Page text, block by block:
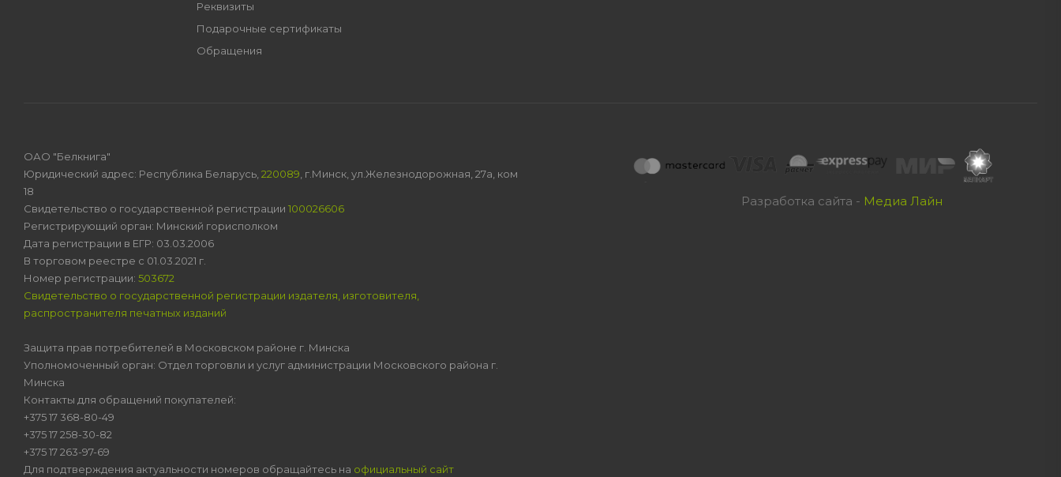
Реквизиты
Подарочные сертификаты
Обращения
Разработка сайта - Медиа Лайн
ОАО "Белкнига"
Юридический адрес: Республика Беларусь, 220089 , г.Минск, ул.Железнодорожная, 27а, ком
18
Свидетельство о государственной регистрации 100026606
Регистрирующий орган: Минский горисполком
Дата регистрации в ЕГР: 03.03.2006
В торговом реестре с 01.03.2021 г.
Номер регистрации: 503672
Свидетельство о государственной регистрации издателя, изготовителя,
распространителя печатных изданий
Защита прав потребителей в Московском районе г. Минска
Уполномоченный орган: Отдел торговли и услуг администрации Московского района г.
Минска
Контакты для обращений покупателей:
+375 17 368-80-49
+375 17 258-30-82
+375 17 263-97-69
Для подтверждения актуальности номеров обращайтесь на официальный сайт